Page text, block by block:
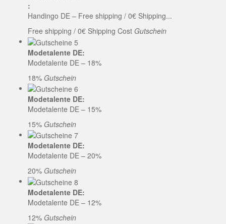
:
Handingo DE – Free shipping / 0€ Shipping...
Free shipping / 0€ Shipping Cost Gutschein
Modetalente DE:
Modetalente DE – 18%
18% Gutschein
Modetalente DE:
Modetalente DE – 15%
15% Gutschein
Modetalente DE:
Modetalente DE – 20%
20% Gutschein
Modetalente DE:
Modetalente DE – 12%
12% Gutschein